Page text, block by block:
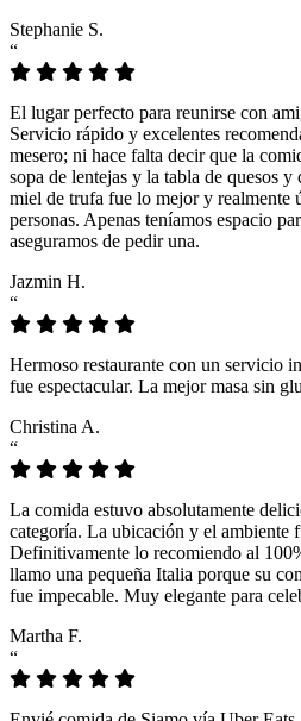
Stephanie S.
“
El lugar perfecto para reunirse con
Servicio rápido y excelentes
mesero; ni hace falta decir que la
sopa de lentejas y la tabla de quesos
miel de trufa fue lo mejor y realmente
personas. Apenas teníamos espacio
aseguramos de pedir una.
Jazmin H.
“
Hermoso restaurante con un servicio
fue espectacular. La mejor masa sin
Christina A.
“
La comida estuvo absolutamente
categoría. La ubicación y el ambiente
Definitivamente lo recomiendo al
llamo una pequeña Italia porque su
fue impecable. Muy elegante para
Martha F.
“